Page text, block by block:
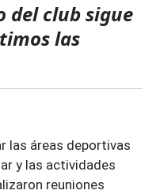
del club sigue
las
las áreas deportivas
y las actividades
reuniones